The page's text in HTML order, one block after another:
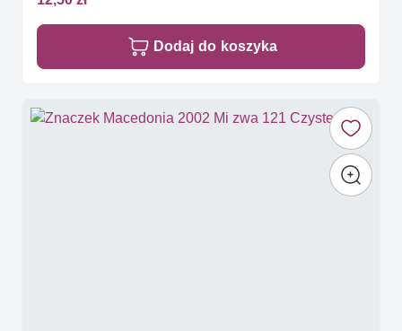
Dodaj do koszyka